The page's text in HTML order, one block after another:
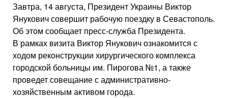
Завтра, 14 августа, Президент Украины Виктор
Янукович совершит рабочую поездку в Севастополь.
Об этом сообщает пресс-служба Президента.
В рамках визита Виктор Янукович ознакомится с
ходом реконструкции хирургического комплекса
городской больницы им. Пирогова №1, а также
проведет совещание с административно-
хозяйственным активом города.